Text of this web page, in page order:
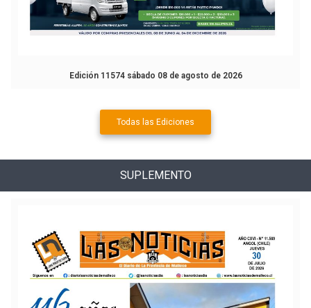
Edición 11574 sábado 08 de agosto de 2026
Todas las Ediciones
SUPLEMENTO